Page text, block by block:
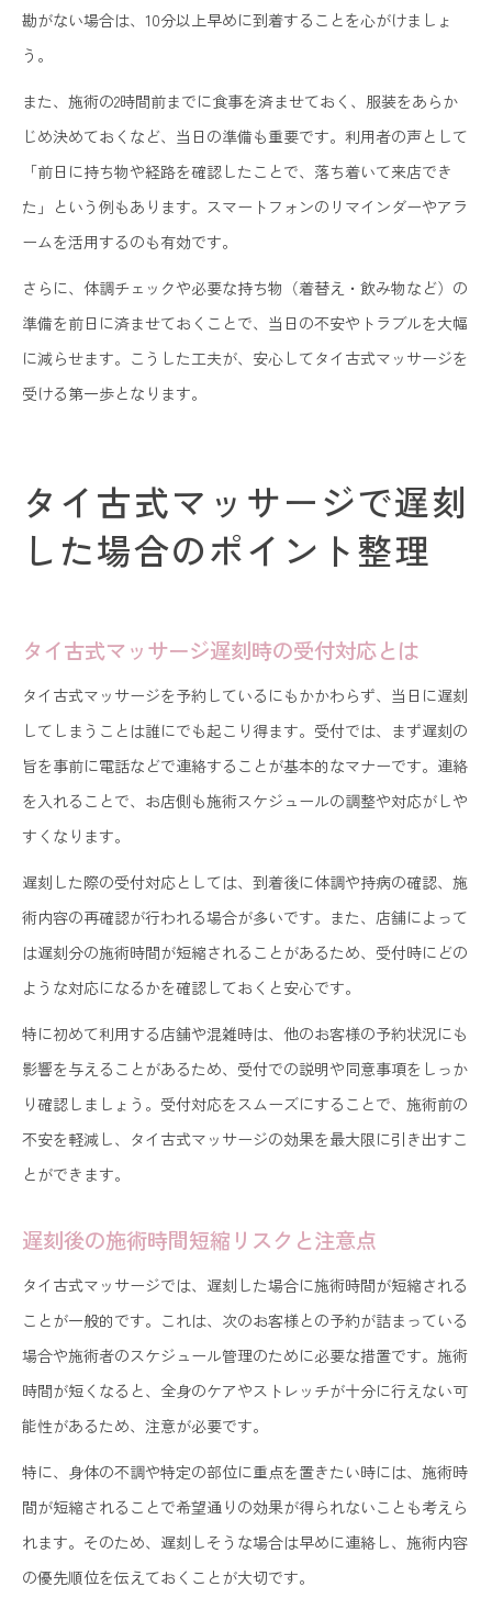
勘がない場合は、10分以上早めに到着することを心がけましょ
う。
また、施術の2時間前までに食事を済ませておく、服装をあらか
じめ決めておくなど、当日の準備も重要です。利用者の声として
「前日に持ち物や経路を確認したことで、落ち着いて来店でき
た」という例もあります。スマートフォンのリマインダーやアラ
ームを活用するのも有効です。
さらに、体調チェックや必要な持ち物（着替え・飲み物など）の
準備を前日に済ませておくことで、当日の不安やトラブルを大幅
に減らせます。こうした工夫が、安心してタイ古式マッサージを
受ける第一歩となります。
タイ古式マッサージで遅刻
した場合のポイント整理
タイ古式マッサージ遅刻時の受付対応とは
タイ古式マッサージを予約しているにもかかわらず、当日に遅刻
してしまうことは誰にでも起こり得ます。受付では、まず遅刻の
旨を事前に電話などで連絡することが基本的なマナーです。連絡
を入れることで、お店側も施術スケジュールの調整や対応がしや
すくなります。
遅刻した際の受付対応としては、到着後に体調や持病の確認、施
術内容の再確認が行われる場合が多いです。また、店舗によって
は遅刻分の施術時間が短縮されることがあるため、受付時にどの
ような対応になるかを確認しておくと安心です。
特に初めて利用する店舗や混雑時は、他のお客様の予約状況にも
影響を与えることがあるため、受付での説明や同意事項をしっか
り確認しましょう。受付対応をスムーズにすることで、施術前の
不安を軽減し、タイ古式マッサージの効果を最大限に引き出すこ
とができます。
遅刻後の施術時間短縮リスクと注意点
タイ古式マッサージでは、遅刻した場合に施術時間が短縮される
ことが一般的です。これは、次のお客様との予約が詰まっている
場合や施術者のスケジュール管理のために必要な措置です。施術
時間が短くなると、全身のケアやストレッチが十分に行えない可
能性があるため、注意が必要です。
特に、身体の不調や特定の部位に重点を置きたい時には、施術時
間が短縮されることで希望通りの効果が得られないことも考えら
れます。そのため、遅刻しそうな場合は早めに連絡し、施術内容
の優先順位を伝えておくことが大切です。